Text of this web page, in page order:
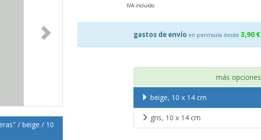
IVA incluido
gastos de envío en península desde 3,90 €
más opciones
beige, 10 x 14 cm
gris, 10 x 14 cm